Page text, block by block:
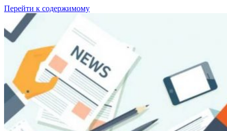
Перейти к содержимому